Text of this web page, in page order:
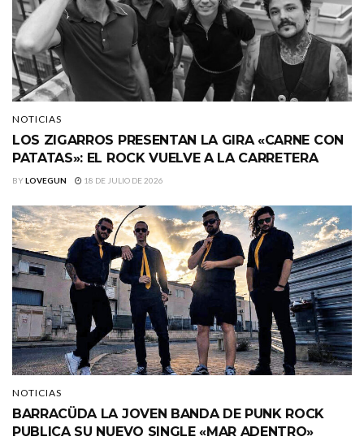
NOTICIAS
LOS ZIGARROS PRESENTAN LA GIRA «CARNE CON
PATATAS»: EL ROCK VUELVE A LA CARRETERA
BYLOVEGUN 18 DE JULIO DE 2026
NOTICIAS
BARRACÜDA LA JOVEN BANDA DE PUNK ROCK
PUBLICA SU NUEVO SINGLE «MAR ADENTRO»